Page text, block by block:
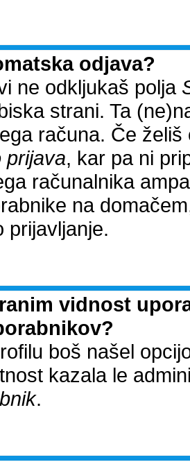
odjava?
ne odkljukaš polja
strani. Ta
računa. Če
prijava, kar pa ni
računalnika
na
prijavljanje.
vidnost
boš našel
kazala le
.